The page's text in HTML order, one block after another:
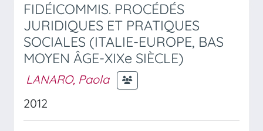
FIDÉICOMMIS. PROCÉDÉS
JURIDIQUES ET PRATIQUES
SOCIALES (ITALIE-EUROPE, BAS
MOYEN ÂGE-XIXe SIÈCLE)
LANARO, Paola
2012